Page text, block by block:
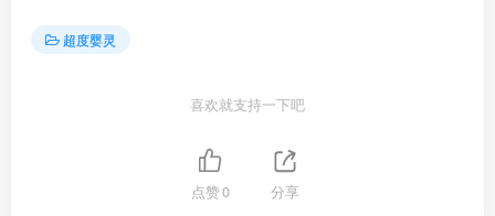
超度婴灵
喜欢就支持一下吧
点赞0 分享